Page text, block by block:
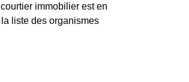
immobilier est en
liste des organismes